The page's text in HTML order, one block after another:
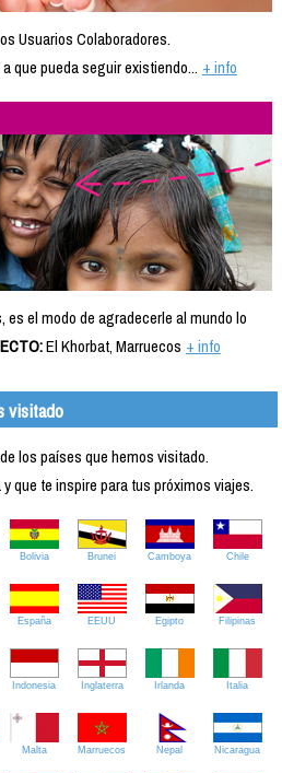
Usuarios Colaboradores.
que pueda seguir existiendo... + info
el modo de agradecerle al mundo lo
El Khorbat, Marruecos + info
visitado
los países que hemos visitado.
que te inspire para tus próximos viajes.
Bolivia Brunei Camboya Chile
España EEUU Egipto Filipinas
Indonesia Inglaterra Irlanda Italia
Malta Marruecos Nepal Nicaragua